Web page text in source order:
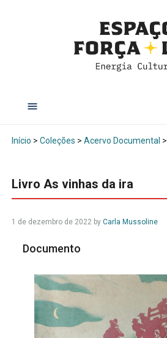
Início > Coleções > Acervo Documental >
Livro As vinhas da ira
1 de dezembro de 2022by Carla Mussoline
Documento